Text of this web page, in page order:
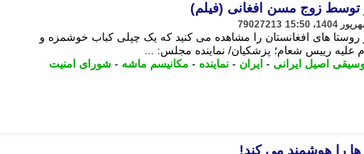
زوج مسن افغانی (فیلم)
79027213
های افغانستان را مشاهده می کنید که یک چپلی کباب خوشمزه و
علیه رییس شعام؛ پزشکیان/ نماینده مجلس: ...
اصیل ایرانی - ایران - نماینده - مکانیسم ماشه - شورای امنیت
ها را هوشمند می کند!